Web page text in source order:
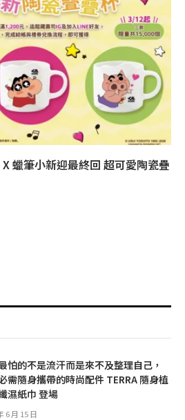
蠟筆小新迎最終回 超可愛陶瓷疊
怕的不是流汗而是來不及整理自己，
需隨身攜帶的時尚配件 TERRA 隨身植
濕紙巾 登場
6 月 15 日